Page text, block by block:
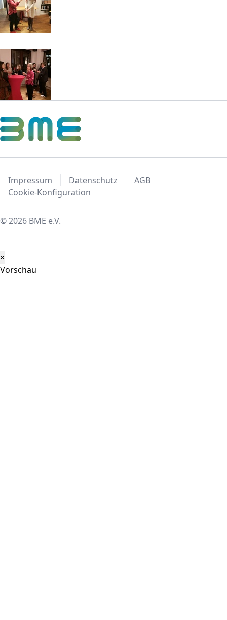
Impressum Datenschutz
AGB
Cookie-Konfiguration
© 2026 BME e.V.
×
Vorschau